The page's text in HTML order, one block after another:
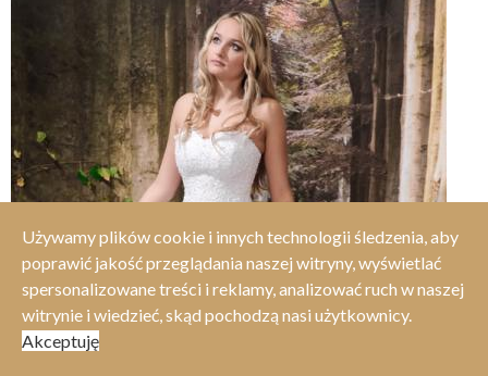
Używamy plików cookie i innych technologii śledzenia, aby
poprawić jakość przeglądania naszej witryny, wyświetlać
spersonalizowane treści i reklamy, analizować ruch w naszej
witrynie i wiedzieć, skąd pochodzą nasi użytkownicy.
Akceptuję